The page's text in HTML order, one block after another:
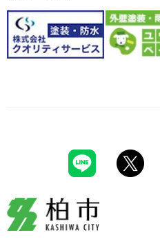
柏市